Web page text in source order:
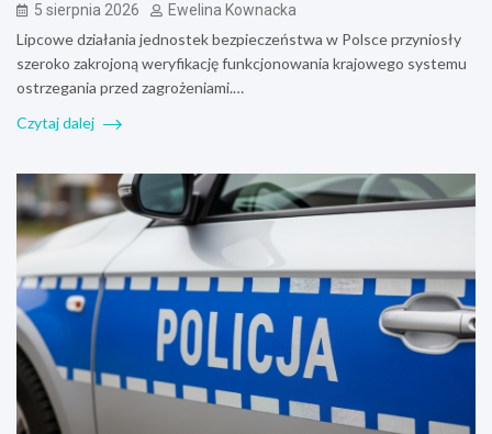
5 sierpnia 2026 Ewelina Kownacka
Lipcowe działania jednostek bezpieczeństwa w Polsce przyniosły
szeroko zakrojoną weryfikację funkcjonowania krajowego systemu
ostrzegania przed zagrożeniami.…
Czytaj dalej